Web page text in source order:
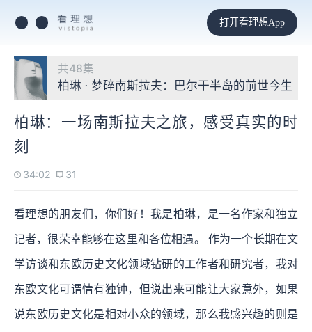
打开看理想App
共48集
柏琳 · 梦碎南斯拉夫：巴尔干半岛的前世今生
柏琳：一场南斯拉夫之旅，感受真实的时
刻
34:02 31
看理想的朋友们，你们好！我是柏琳，是一名作家和独立
记者，很荣幸能够在这里和各位相遇。 作为一个长期在文
学访谈和东欧历史文化领域钻研的工作者和研究者，我对
东欧文化可谓情有独钟，但说出来可能让大家意外，如果
说东欧历史文化是相对小众的领域，那么我感兴趣的则是